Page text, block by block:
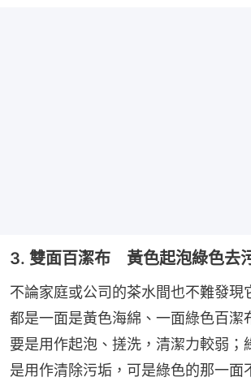
3. 雙面百潔布 黃色起泡綠色去
不論家庭或公司的茶水間也不難發現
都是一面是黃色海綿、一面綠色百潔
要是用作起泡、搓洗，清潔力較弱；
是用作清除污垢，可是綠色的那一面